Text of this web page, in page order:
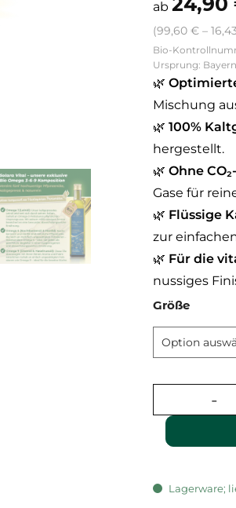
ab
(99,60 € – 16,43
Bio-
Ursprung: Bayern
🌿
Mischung
🌿 100%
hergestellt.
🌿 Ohne
Gase für
🌿 Flüssige
zur
🌿 Für die
nussiges
Größe
Lagerware;